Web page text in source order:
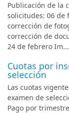
Publicación de la
solicitudes: 06 de
corrección de
corrección de
24 de febrero Im...
Cuotas por
selección
Las cuotas
examen de
Pago por